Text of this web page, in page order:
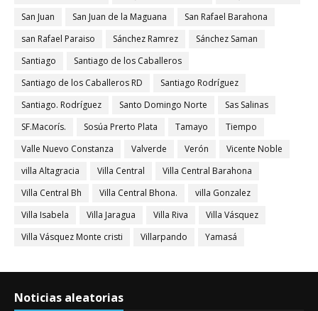
San Juan
San Juan de la Maguana
San Rafael Barahona
san Rafael Paraiso
Sánchez Ramrez
Sánchez Saman
Santiago
Santiago de los Caballeros
Santiago de los Caballeros RD
Santiago Rodríguez
Santiago. Rodríguez
Santo Domingo Norte
Sas Salinas
SF.Macorís.
Sosúa Prerto Plata Tamayo
Tiempo
Valle Nuevo Constanza
Valverde Verón
Vicente Noble
villa Altagracia
Villa Central
Villa Central Barahona
Villa Central Bh
Villa Central Bhona.
villa Gonzalez
Villa Isabela
Villa Jaragua Villa Riva
Villa Vásquez
Villa Vásquez Monte cristi
Villarpando Yamasá
Noticias aleatorias